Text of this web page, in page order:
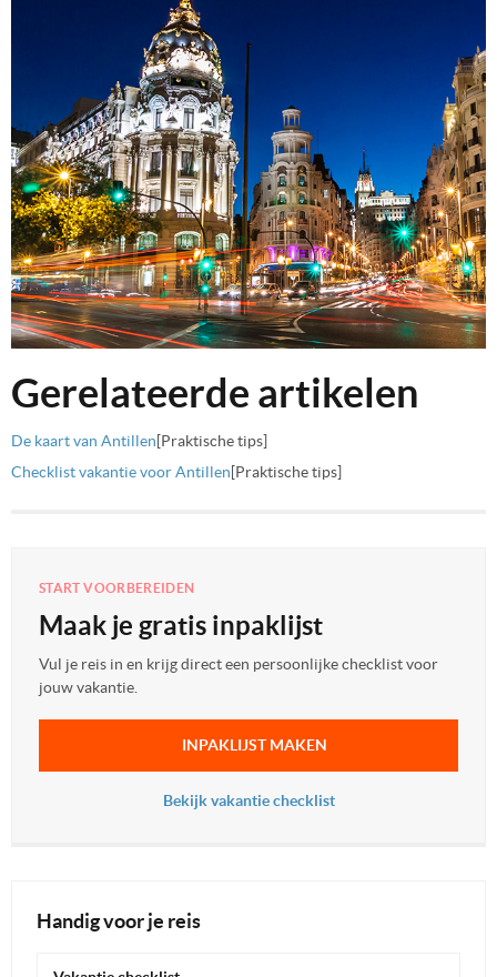
Gerelateerde artikelen
De kaart van Antillen[Praktische tips]
Checklist vakantie voor Antillen[Praktische tips]
START VOORBEREIDEN
Maak je gratis inpaklijst
Vul je reis in en krijg direct een persoonlijke checklist voor
jouw vakantie.
INPAKLIJST MAKEN
Bekijk vakantie checklist
Handig voor je reis